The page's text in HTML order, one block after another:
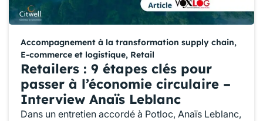
Accompagnement à la transformation supply chain,
E-commerce et logistique, Retail
Retailers : 9 étapes clés pour
passer à l’économie circulaire –
Interview Anaïs Leblanc
Dans un entretien accordé à Potloc, Anaïs Leblanc,